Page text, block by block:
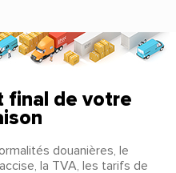
final de votre
douanières, le
la TVA, les tarifs de